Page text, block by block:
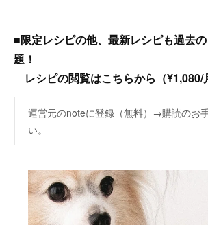
■限定レシピの他、最新レシピも過去
題！
レシピの閲覧はこちらから（¥1,080/
運営元のnoteに登録（無料）→購読のお
い。